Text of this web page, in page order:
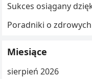
Sukces osiągany
Poradniki o
Miesiące
sierpień 2026